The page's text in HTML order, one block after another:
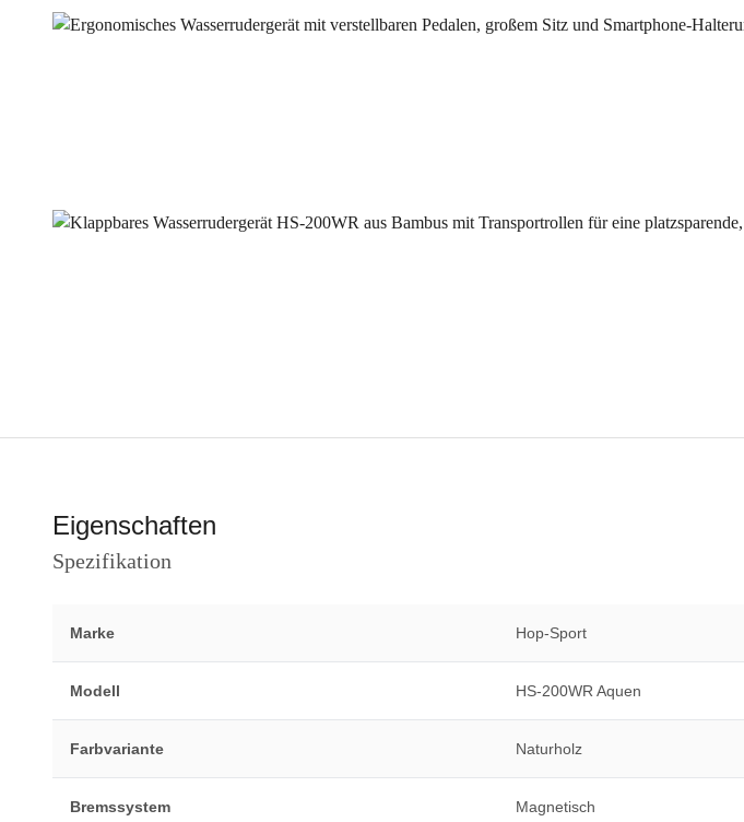
Eigenschaften
Spezifikation
Marke Hop-Sport
Modell HS-200WR Aquen
Farbvariante Naturholz
Bremssystem Magnetisch